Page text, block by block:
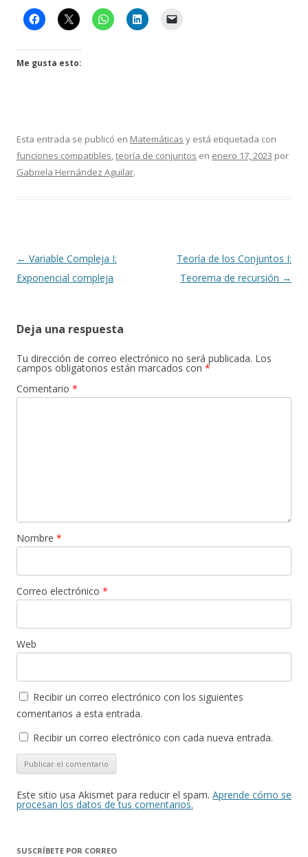
Me gusta esto:
Esta entrada se publicó en Matemáticas y está etiquetada con
funciones compatibles,teoría de conjuntos en enero 17, 2023 por
Gabriela Hernández Aguilar.
Navegación
de
← Variable Compleja I:
Exponencial compleja
Teoría de los Conjuntos I:
Teorema de recursión →
Deja una respuesta
Tu dirección de correo electrónico no será publicada. Los
campos obligatorios están marcados con *
Comentario *
Nombre *
Correo electrónico *
Web
Recibir un correo electrónico con los siguientes
comentarios a esta entrada.
Recibir un correo electrónico con cada nueva entrada.
Este sitio usa Akismet para reducir el spam. Aprende cómo se
procesan los datos de tus comentarios.
SUSCRÍBETE POR CORREO